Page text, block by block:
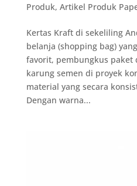
Produk, Artikel Produk
Kertas Kraft di sekeliling
belanja (shopping bag)
favorit, pembungkus paket
karung semen di proyek
material yang secara
Dengan warna...